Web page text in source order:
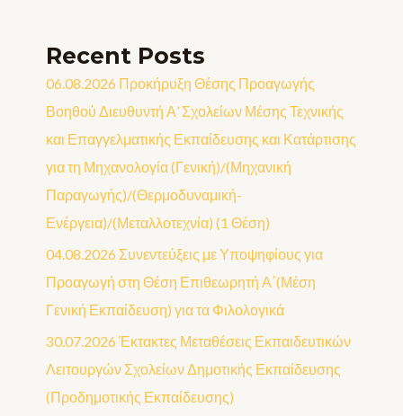
Recent Posts
06.08.2026 Προκήρυξη Θέσης Προαγωγής
Βοηθού Διευθυντή Α’ Σχολείων Μέσης Τεχνικής
και Επαγγελματικής Εκπαίδευσης και Κατάρτισης
για τη Μηχανολογία (Γενική)/(Μηχανική
Παραγωγής)/(Θερμοδυναμική-
Ενέργεια)/(Μεταλλοτεχνία) (1 Θέση)
04.08.2026 Συνεντεύξεις με Υποψηφίους για
Προαγωγή στη Θέση Επιθεωρητή Α΄(Μέση
Γενική Εκπαίδευση) για τα Φιλολογικά
30.07.2026 Έκτακτες Μεταθέσεις Εκπαιδευτικών
Λειτουργών Σχολείων Δημοτικής Εκπαίδευσης
(Προδημοτικής Εκπαίδευσης)